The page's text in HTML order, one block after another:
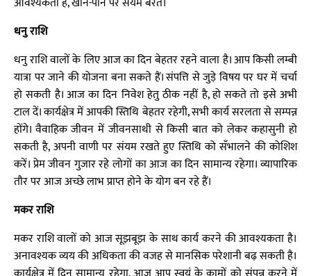
धनु राशि
धनु राशि वालों के लिए आज का दिन बेहतर रहने वाला है। आप किसी लम्बी
यात्रा पर जाने की योजना बना सकते हैं। संपत्ति से जुड़े विषय पर घर में चर्चा
हो सकती है। आज का दिन निवेश हेतु ठीक नहीं है, हो सकते तो इसे अभी
टाल दें। कार्यक्षेत्र में आपकी स्तिथि बेहतर रहेगी, सभी कार्य सरलता से सम्पन्न
होंगे। वैवाहिक जीवन में जीवनसाथी से किसी बात को लेकर कहासुनी हो
सकती है, अपनी वाणी पर संयम रखते हुए स्तिथि को सँभालने की कोशिश
करें। प्रेम जीवन गुजार रहे लोगों का आज का दिन सामान्य रहेगा। व्यापारिक
तौर पर आज अच्छे लाभ प्राप्त होने के योग बन रहे हैं।
मकर राशि
मकर राशि वालों को आज सूझबूझ के साथ कार्य करने की आवश्यकता है।
अनावश्यक व्यय की अधिकता की वजह से मानसिक परेशानी बढ़ सकती है।